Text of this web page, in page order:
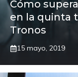
Cómo
en la quinta
Tronos
15 mayo, 2019